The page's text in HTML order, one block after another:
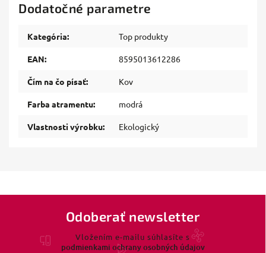
Dodatočné parametre
Kategória: Top produkty
EAN: 8595013612286
Čím na čo písať: Kov
Farba atramentu: modrá
Vlastnosti výrobku: Ekologický
Odoberať newsletter
Vložením e-mailu súhlasíte s
podmienkami ochrany osobných údajov